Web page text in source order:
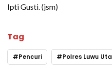
Ipti Gusti. (jsm)
Tag
Pencuri Polres Luwu